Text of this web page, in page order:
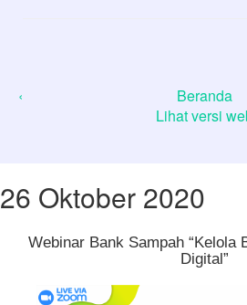
‹
Beranda
Lihat versi
26 Oktober 2020
Webinar Bank Sampah “Kelola
Digital”